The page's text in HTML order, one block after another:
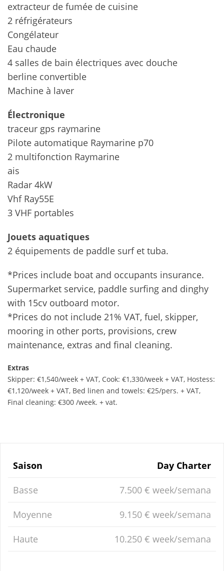
extracteur de fumée de cuisine
2 réfrigérateurs
Congélateur
Eau chaude
4 salles de bain électriques avec douche
berline convertible
Machine à laver
Électronique
traceur gps raymarine
Pilote automatique Raymarine p70
2 multifonction Raymarine
ais
Radar 4kW
Vhf Ray55E
3 VHF portables
Jouets aquatiques
2 équipements de paddle surf et tuba.
*Prices include boat and occupants insurance.
Supermarket service, paddle surfing and dinghy
with 15cv outboard motor.
*Prices do not include 21% VAT, fuel, skipper,
mooring in other ports, provisions, crew
maintenance, extras and final cleaning.
Extras
Skipper: €1,540/week + VAT, Cook: €1,330/week + VAT, Hostess:
€1,120/week + VAT, Bed linen and towels: €25/pers. + VAT,
Final cleaning: €300 /week. + vat.
Saison Day Charter
Basse 7.500 € week/semana
Moyenne 9.150 € week/semana
Haute 10.250 € week/semana